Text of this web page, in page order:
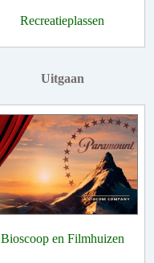
Recreatieplassen
Uitgaan
Bioscoop en Filmhuizen